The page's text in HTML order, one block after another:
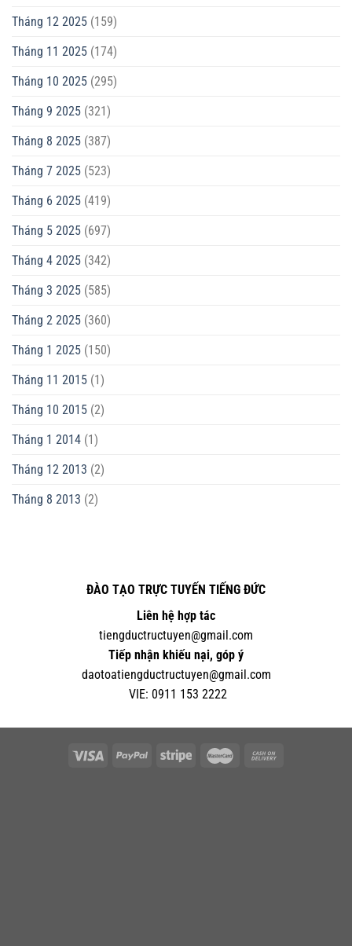
Tháng 12 2025 (159)
Tháng 11 2025 (174)
Tháng 10 2025 (295)
Tháng 9 2025 (321)
Tháng 8 2025 (387)
Tháng 7 2025 (523)
Tháng 6 2025 (419)
Tháng 5 2025 (697)
Tháng 4 2025 (342)
Tháng 3 2025 (585)
Tháng 2 2025 (360)
Tháng 1 2025 (150)
Tháng 11 2015 (1)
Tháng 10 2015 (2)
Tháng 1 2014 (1)
Tháng 12 2013 (2)
Tháng 8 2013 (2)
ĐÀO TẠO TRỰC TUYẾN TIẾNG ĐỨC
Liên hệ hợp tác
tiengductructuyen@gmail.com
Tiếp nhận khiếu nại, góp ý
daotoatiengductructuyen@gmail.com
VIE: 0911 153 2222